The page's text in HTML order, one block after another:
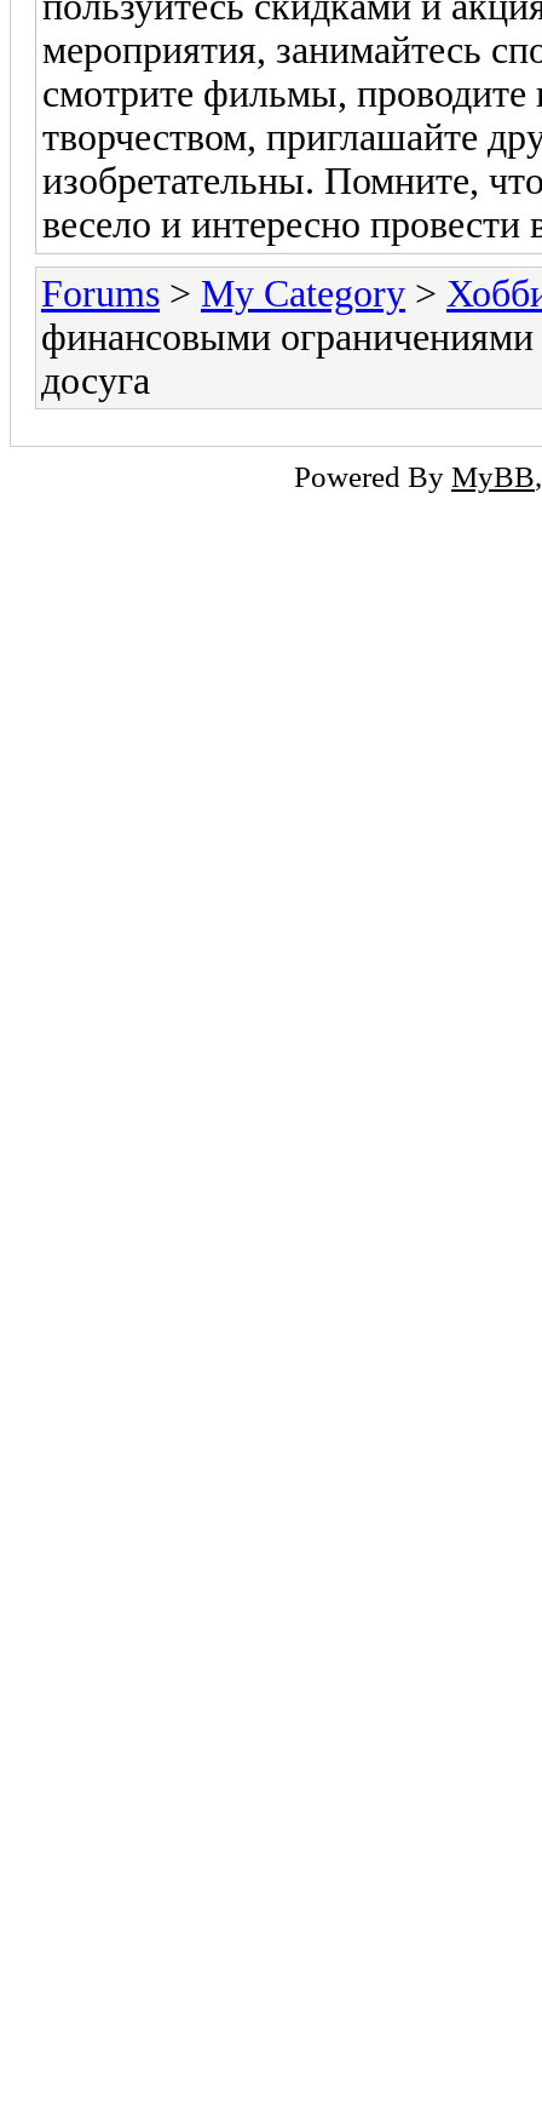
мероприятия, занимайтесь
смотрите фильмы, проводите
творчеством, приглашайте
изобретательны. Помните,
весело и интересно провести
Forums > My Category >
финансовыми
досуга
Powered By MyBB